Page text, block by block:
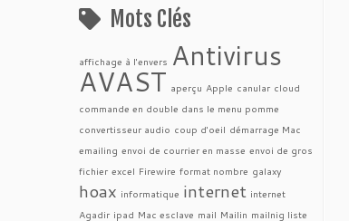
Mots Clés
affichage à l'envers Antivirus
AVAST aperçu Apple canular cloud
commande en double dans le menu pomme
convertisseur audio coup d'oeil démarrage Mac
emailing envoi de courrier en masse envoi de gros
fichier excel Firewire format nombre galaxy
hoax informatique internet internet
Agadir ipad Mac esclave mail Mailin mailnig liste